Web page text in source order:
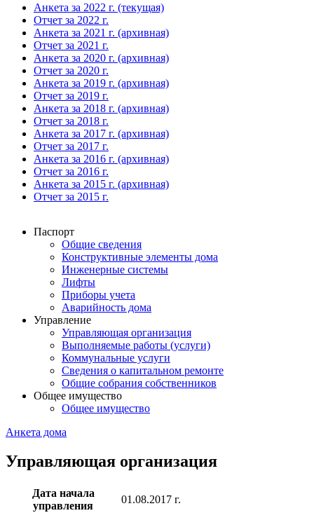
Анкета за 2022 г. (текущая)
Отчет за 2022 г.
Анкета за 2021 г. (архивная)
Отчет за 2021 г.
Анкета за 2020 г. (архивная)
Отчет за 2020 г.
Анкета за 2019 г. (архивная)
Отчет за 2019 г.
Анкета за 2018 г. (архивная)
Отчет за 2018 г.
Анкета за 2017 г. (архивная)
Отчет за 2017 г.
Анкета за 2016 г. (архивная)
Отчет за 2016 г.
Анкета за 2015 г. (архивная)
Отчет за 2015 г.
Паспорт
Общие сведения
Конструктивные элементы дома
Инженерные системы
Лифты
Приборы учета
Аварийность дома
Управление
Управляющая организация
Выполняемые работы (услуги)
Коммунальные услуги
Сведения о капитальном ремонте
Общие собрания собственников
Общее имущество
Общее имущество
Анкета дома
Управляющая организация
Дата начала
управления
01.08.2017 г.